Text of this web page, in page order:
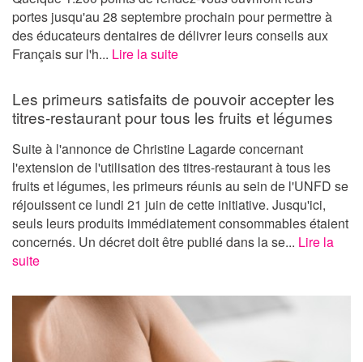
portes jusqu'au 28 septembre prochain pour permettre à
des éducateurs dentaires de délivrer leurs conseils aux
Français sur l'h... Lire la suite
Les primeurs satisfaits de pouvoir accepter les
titres-restaurant pour tous les fruits et légumes
Suite à l'annonce de Christine Lagarde concernant
l'extension de l'utilisation des titres-restaurant à tous les
fruits et légumes, les primeurs réunis au sein de l'UNFD se
réjouissent ce lundi 21 juin de cette initiative. Jusqu'ici,
seuls leurs produits immédiatement consommables étaient
concernés. Un décret doit être publié dans la se... Lire la
suite